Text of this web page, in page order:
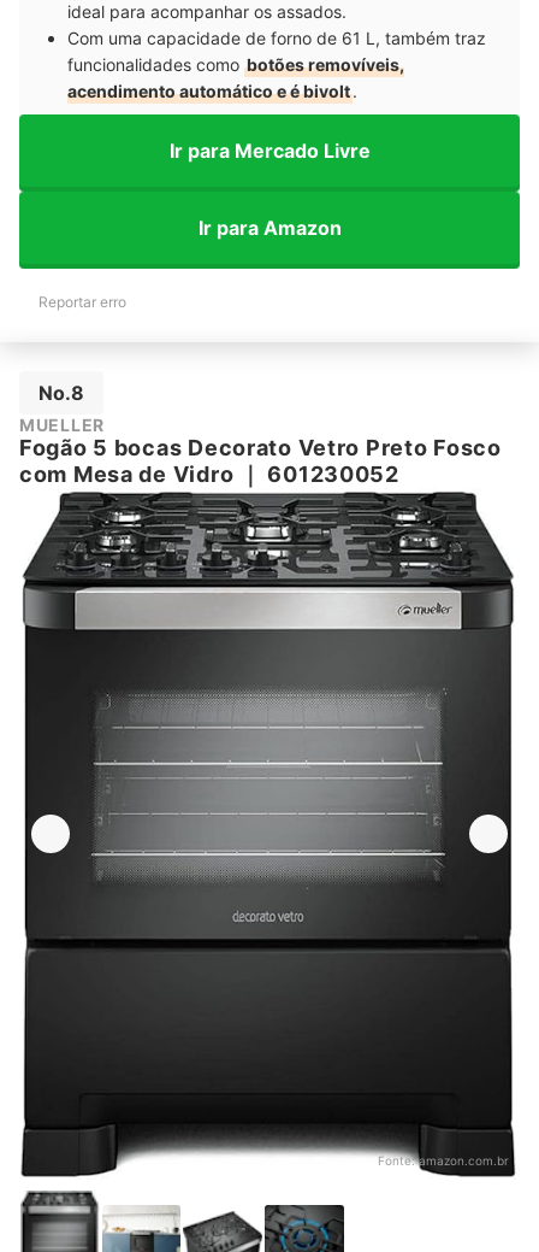
ideal para acompanhar os assados.
Com uma capacidade de forno de 61 L, também traz
funcionalidades como botões removíveis,
acendimento automático e é bivolt.
Ir para Mercado Livre
Ir para Amazon
Reportar erro
No.8
MUELLER
Fogão 5 bocas Decorato Vetro Preto Fosco
com Mesa de Vidro ｜601230052
Fonte:amazon.com.br